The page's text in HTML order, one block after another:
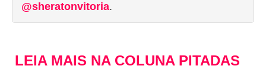
@sheratonvitoria.
LEIA MAIS NA COLUNA PITADAS